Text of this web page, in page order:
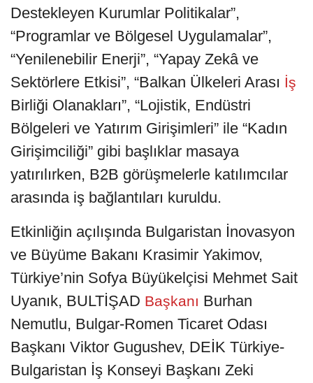
Destekleyen Kurumlar Politikalar”,
“Programlar ve Bölgesel Uygulamalar”,
“Yenilenebilir Enerji”, “Yapay Zekâ ve
Sektörlere Etkisi”, “Balkan Ülkeleri Arası İş
Birliği Olanakları”, “Lojistik, Endüstri
Bölgeleri ve Yatırım Girişimleri” ile “Kadın
Girişimciliği” gibi başlıklar masaya
yatırılırken, B2B görüşmelerle katılımcılar
arasında iş bağlantıları kuruldu.
Etkinliğin açılışında Bulgaristan İnovasyon
ve Büyüme Bakanı Krasimir Yakimov,
Türkiye’nin Sofya Büyükelçisi Mehmet Sait
Uyanık, BULTİŞAD Başkanı Burhan
Nemutlu, Bulgar-Romen Ticaret Odası
Başkanı Viktor Gugushev, DEİK Türkiye-
Bulgaristan İş Konseyi Başkanı Zeki